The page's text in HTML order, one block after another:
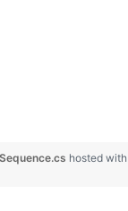
hosted with